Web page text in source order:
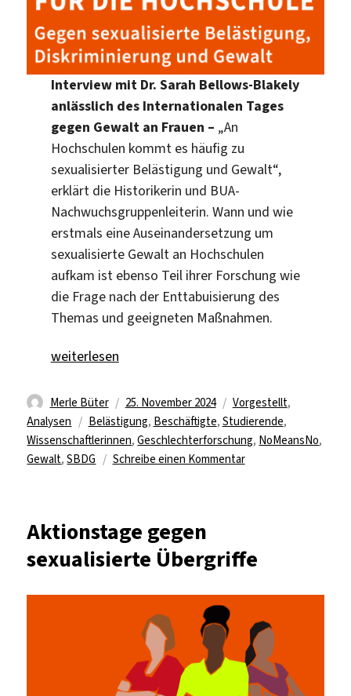
Interview mit Dr. Sarah Bellows-Blakely
anlässlich des Internationalen Tages
gegen Gewalt an Frauen – „An
Hochschulen kommt es häufig zu
sexualisierter Belästigung und Gewalt“,
erklärt die Historikerin und BUA-
Nachwuchsgruppenleiterin. Wann und wie
erstmals eine Auseinandersetzung um
sexualisierte Gewalt an Hochschulen
aufkam ist ebenso Teil ihrer Forschung wie
die Frage nach der Enttabuisierung des
Themas und geeigneten Maßnahmen.
„„Wir müssen das Problem benennen!““
weiterlesen
Autor
Merle Büter
Veröffentlicht
am
25. November 2024 Kategorien
Vorgestellt,
Analysen
Schlagwörter
Belästigung, Beschäftigte, Studierende,
Wissenschaftlerinnen,Geschlechterforschung, NoMeansNo,
Gewalt,SBDG Schreibe einen Kommentarzu
benennen!“
Aktionstage gegen
sexualisierte Übergriffe